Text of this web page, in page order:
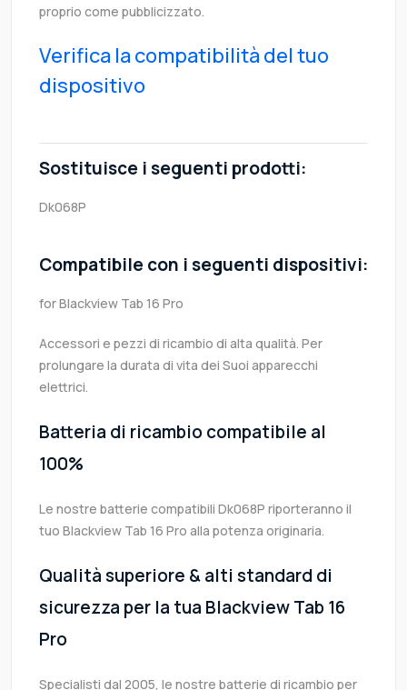
proprio come pubblicizzato.
Verifica la compatibilità del tuo
dispositivo
Sostituisce i seguenti prodotti:
Dk068P
Compatibile con i seguenti dispositivi:
for Blackview Tab 16 Pro
Accessori e pezzi di ricambio di alta qualità. Per
prolungare la durata di vita dei Suoi apparecchi
elettrici.
Batteria di ricambio compatibile al
100%
Le nostre batterie compatibili Dk068P riporteranno il
tuo Blackview Tab 16 Pro alla potenza originaria.
Qualità superiore & alti standard di
sicurezza per la tua Blackview Tab 16
Pro
Specialisti dal 2005, le nostre batterie di ricambio per